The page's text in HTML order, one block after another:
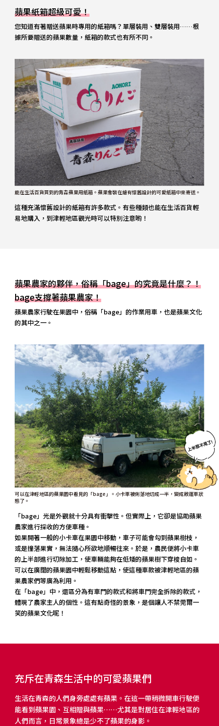
蘋果紙箱超級可愛！
您知道有著贈送蘋果時專用的紙箱嗎？單層裝用、雙層裝用……根
據所要贈送的蘋果數量，紙箱的款式也有所不同。
能在生活百貨買到的青森蘋果用紙箱。蘋果會裝在繪有懷舊設計的可愛紙箱中來寄送。
這種充滿懷舊設計的紙箱有許多款式。有些種類也能在生活百貨輕
易地購入，到津輕地區觀光時可以特別注意喲！
蘋果農家的夥伴，俗稱「bage」的究竟是什麼？！
bage支撐著蘋果農家！
蘋果農家行駛在果園中，俗稱「bage」的作業用車，也是蘋果文化
的其中之一。
可以在津輕地區的蘋果園中看見的「bage」。小卡車被俐落地切成一半，變成敞篷車狀
態了。
「bage」光是外觀就十分具有衝擊性。但實際上，它卻是協助蘋果
農家進行採收的方便車種。
如果開著一般的小卡車在果園中移動，車子可能會勾到蘋果樹枝，
或是撞落果實，無法隨心所欲地順暢往來。於是，農民便將小卡車
的上半部進行切除加工，使車輛能夠在低矮的蘋果樹下穿梭自如。
可以在廣闊的蘋果園中輕鬆移動這點，使這種車款被津輕地區的蘋
果農家們等廣為利用。
在「bage」中，還區分為有車門的款式和將車門完全拆除的款式，
體現了農家主人的個性。這有點奇怪的景象，是個讓人不禁莞爾一
笑的蘋果文化呢！
充斥在青森生活中的可愛蘋果們
生活在青森的人們身旁處處有蘋果。在這一帶稍微開車行駛便
能看到蘋果園、互相贈與蘋果……尤其是對居住在津輕地區的
人們而言，日常景象總是少不了蘋果的身影。